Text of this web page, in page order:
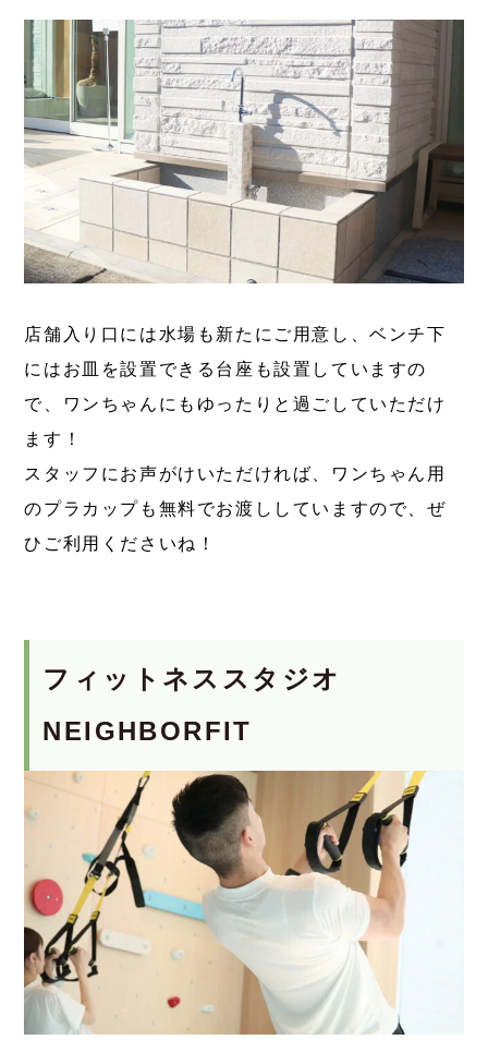
店舗入り口には水場も新たにご用意し、ベンチ下
にはお皿を設置できる台座も設置していますの
で、ワンちゃんにもゆったりと過ごしていただけ
ます！
スタッフにお声がけいただければ、ワンちゃん用
のプラカップも無料でお渡ししていますので、ぜ
ひご利用くださいね！
フィットネススタジオ
NEIGHBORFIT